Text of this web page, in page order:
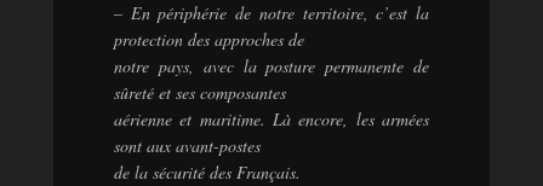
– En périphérie de notre territoire, c’est la
protection des approches de
notre pays, avec la posture permanente de
sûreté et ses composantes
aérienne et maritime. Là encore, les armées
sont aux avant-postes
de la sécurité des Français.